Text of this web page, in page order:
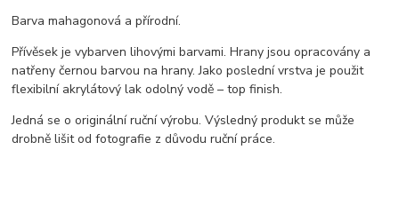
Barva mahagonová a přírodní.
Přívěsek je vybarven lihovými barvami. Hrany jsou opracovány a
natřeny černou barvou na hrany. Jako poslední vrstva je použit
flexibilní akrylátový lak odolný vodě – top finish.
Jedná se o originální ruční výrobu. Výsledný produkt se může
drobně lišit od fotografie z důvodu ruční práce.